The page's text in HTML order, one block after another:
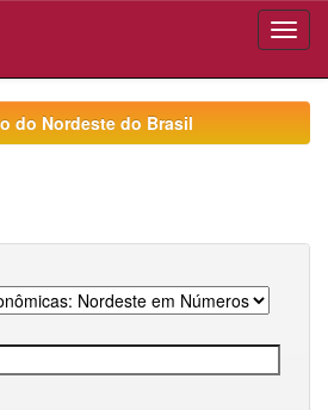
do Nordeste do Brasil